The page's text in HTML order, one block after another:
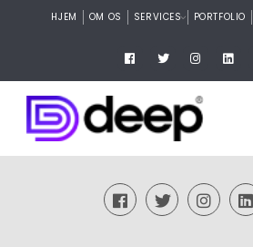
HJEM OM OS SERVICES PORTFOLIO